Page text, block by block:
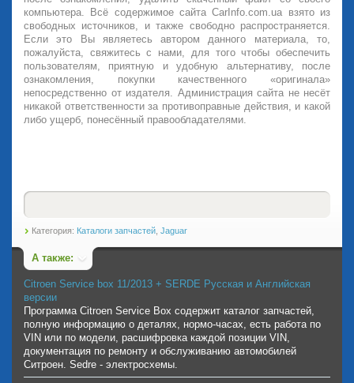
компьютера. Всё содержимое сайта CarInfo.com.ua взято из
свободных источников, и также свободно распространяется.
Если это Вы являетесь автором данного материала, то,
пожалуйста, свяжитесь с нами, для того чтобы обеспечить
пользователям, приятную и удобную альтернативу, после
ознакомления, покупки качественного «оригинала»
непосредственно от издателя. Администрация сайта не несёт
никакой ответственности за противоправные действия, и какой
либо ущерб, понесённый правообладателями.
Категория: Каталоги запчастей Jaguar
А также:
Citroen Service box 11/2013 + SERDE Русская и Английская
версии
Программа Citroen Service Box содержит каталог запчастей,
полную информацию о деталях, нормо-часах, есть работа по
VIN или по модели, расшифровка каждой позиции VIN,
документация по ремонту и обслуживанию автомобилей
Ситроен. Sedre - электросхемы.